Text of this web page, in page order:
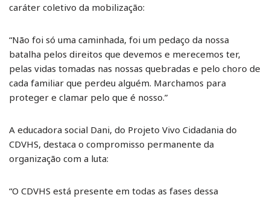
caráter coletivo da mobilização:
“Não foi só uma caminhada, foi um pedaço da nossa
batalha pelos direitos que devemos e merecemos ter,
pelas vidas tomadas nas nossas quebradas e pelo choro de
cada familiar que perdeu alguém. Marchamos para
proteger e clamar pelo que é nosso.”
A educadora social Dani, do Projeto Vivo Cidadania do
CDVHS, destaca o compromisso permanente da
organização com a luta:
“O CDVHS está presente em todas as fases dessa